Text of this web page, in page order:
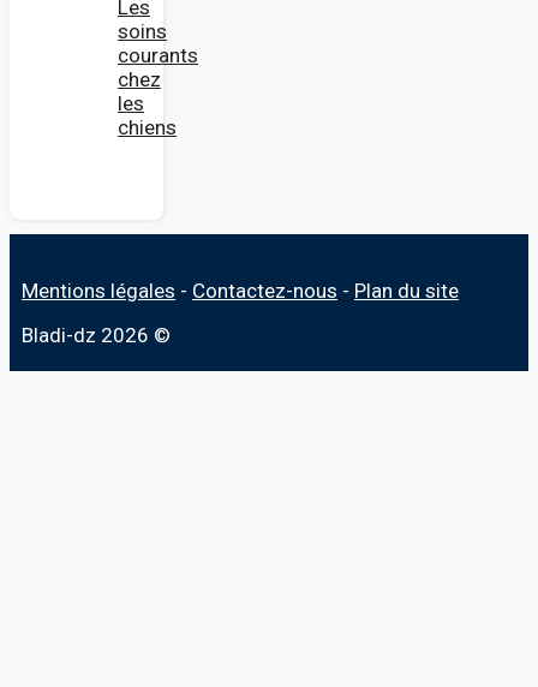
Les
soins
courants
chez
les
chiens
Mentions légales - Contactez-nous - Plan du site
Bladi-dz 2026 ©